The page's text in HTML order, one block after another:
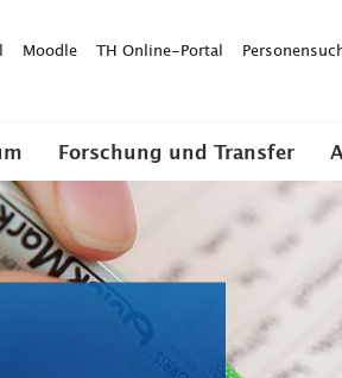
Moodle TH Online-Portal
Forschung und Transfer